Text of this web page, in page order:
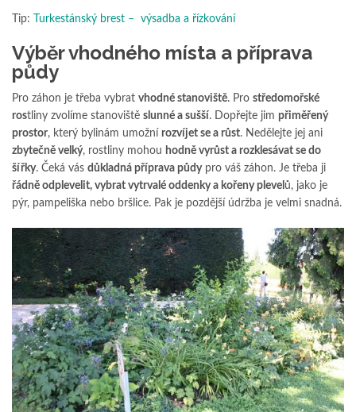
Tip: Turkestánský brest – výsadba a řízkování
Výběr vhodného místa a příprava
půdy
Pro záhon je třeba vybrat vhodné stanoviště. Pro středomořské
rostliny zvolíme stanoviště slunné a sušší. Dopřejte jim přiměřený
prostor, který bylinám umožní rozvíjet se a růst. Nedělejte jej ani
zbytečně velký, rostliny mohou hodně vyrůst a rozklesávat se do
šířky. Čeká vás důkladná příprava půdypro váš záhon. Je třeba ji
řádně odplevelit, vybrat vytrvalé oddenky a kořeny plevel ů, jako je
pýr, pampeliška nebo bršlice. Pak je pozdější údržba je velmi snadná.